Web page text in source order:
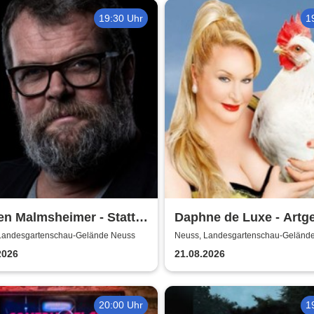
19:30 Uhr
Malmsheimer - Statt
die Welt bewegt,
wohl nur das Meer
Gelände Neuss
Daphne de Luxe -
Neuss, Landesgartenschau-
21.08.2026
20:00 Uhr